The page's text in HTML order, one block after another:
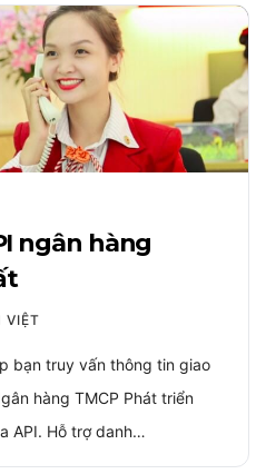
ngân hàng
VIỆT
bạn truy vấn thông tin giao
hàng TMCP Phát triển
API. Hỗ trợ danh…